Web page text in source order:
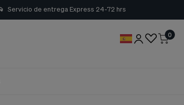
Servicio de entrega Express 24-72 hrs
0